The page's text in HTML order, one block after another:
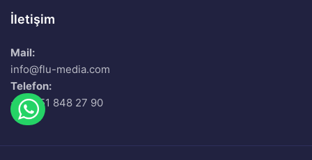
İletişim
Mail:
info@flu-media.com
Telefon:
+90 551 848 27 90